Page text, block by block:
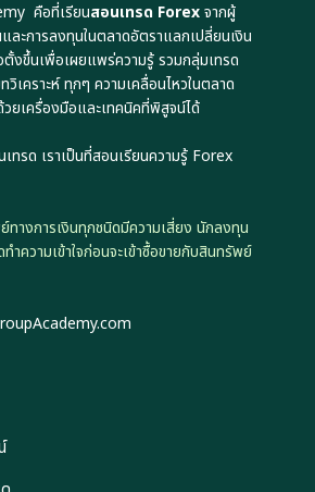
คือที่เรียนสอนเทรด Forexจากผู้
ละการลงทุนในตลาดอัตราแลกเปลี่ยนเงิน
งขึ้นเพื่อเผยแพร่ความรู้ รวมกลุ่มเทรด
วิเคราะห์ ทุกๆ ความเคลื่อนไหวในตลาด
ยเครื่องมือและเทคนิคที่พิสูจน์ได้
เทรด เราเป็นที่สอนเรียนความรู้ Forex
างการเงินทุกชนิดมีความเสี่ยง นักลงทุน
ำความเข้าใจก่อนจะเข้าซื้อขายกับสินทรัพย์